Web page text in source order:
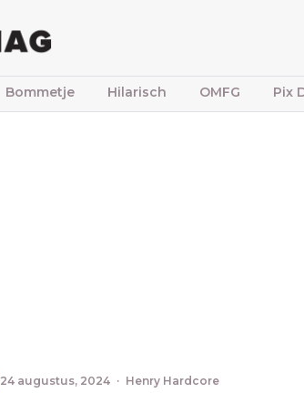
Bommetje Hilarisch OMFG Pix
24 augustus, 2024 · Henry Hardcore